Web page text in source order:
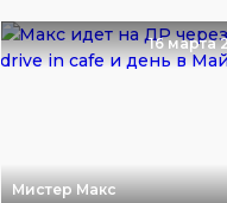
16 марта
Мистер Макс